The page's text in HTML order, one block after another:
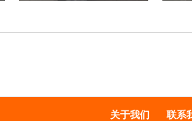
关于我们 联系